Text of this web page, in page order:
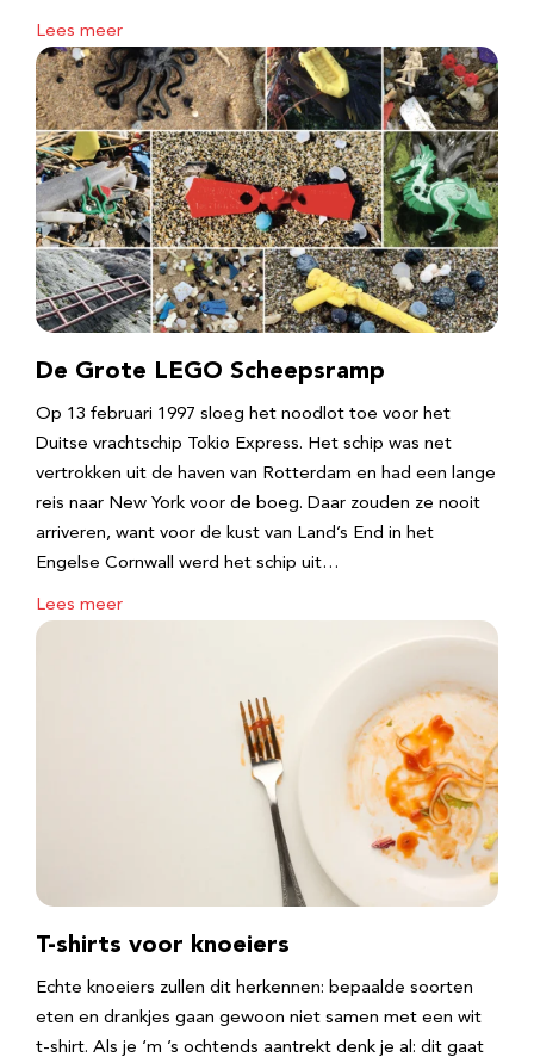
Lees meer
De Grote LEGO Scheepsramp
Op 13 februari 1997 sloeg het noodlot toe voor het
Duitse vrachtschip Tokio Express. Het schip was net
vertrokken uit de haven van Rotterdam en had een lange
reis naar New York voor de boeg. Daar zouden ze nooit
arriveren, want voor de kust van Land’s End in het
Engelse Cornwall werd het schip uit…
Lees meer
T-shirts voor knoeiers
Echte knoeiers zullen dit herkennen: bepaalde soorten
eten en drankjes gaan gewoon niet samen met een wit
t-shirt. Als je ‘m ’s ochtends aantrekt denk je al: dit gaat